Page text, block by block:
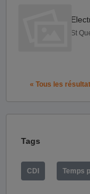
St
« Tous les
Tags
CDI Temps